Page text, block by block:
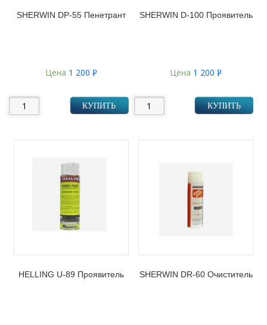
SHERWIN DP-55 Пенетрант
Цена 1 200 Р
КУПИТЬ
SHERWIN D-100 Проявитель
Цена 1 200Р
КУПИТЬ
HELLING U-89 Проявитель SHERWIN DR-60 Очиститель